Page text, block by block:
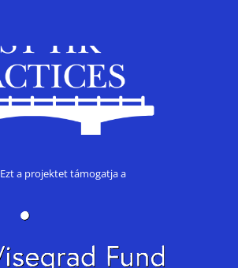
Ezt a projektet támogatja a